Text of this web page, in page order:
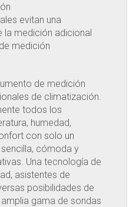
evitan una
la medición adicional
medición
de medición
de climatización.
todos los
humedad,
con solo un
cómoda y
Una tecnología de
asistentes de
posibilidades de
gama de sondas